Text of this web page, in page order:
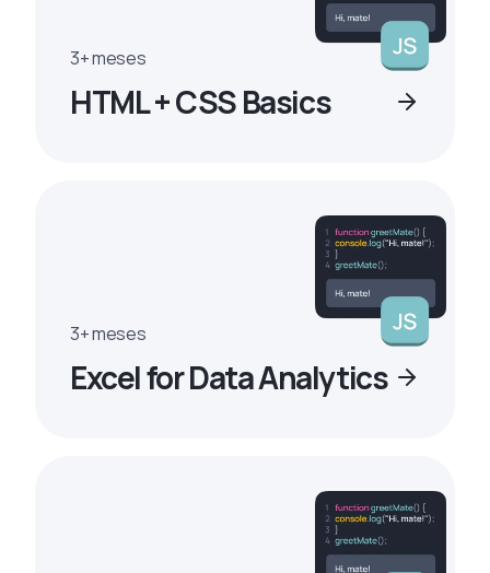
3+ meses
HTML + CSS Basics
3+ meses
Excel for Data Analytics